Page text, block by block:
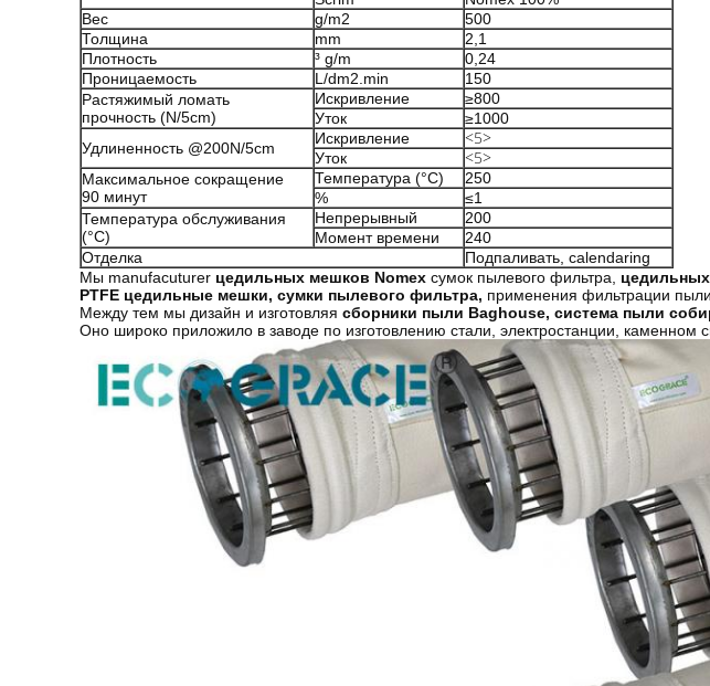
Вес
g/m2
500
Толщина
mm
2,1
Плотность
³ g/m
0,24
Проницаемость
L/dm2.min
150
Растяжимый ломать
прочность (N/5cm)
Искривление
≥800
Уток
≥1000
Удлиненность @200N/5cm
Искривление <5>
Уток <5>
Максимальное сокращение
90 минут
Температура (°C)
250
%
≤1
Температура обслуживания
(°C)
Непрерывный
200
Момент времени
240
Отделка
Подпаливать, calendaring
Мы manufacuturer цедильных мешков Nomex сумок пылевого фильтра,
PTFE цедильные мешки, сумки пылевого фильтра, применения фильтрации
Между тем мы дизайн и изготовляя сборники пыли Baghouse, система пыли
Оно широко приложило в заводе по изготовлению стали, электростанции, каменном